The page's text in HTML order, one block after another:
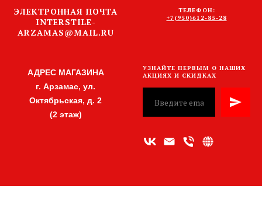
ЭЛЕКТРОННАЯ ПОЧТА
INTERSTILE-
ARZAMAS@MAIL.RU
ТЕЛЕФОН:
+7(950)612-85-28
АДРЕС МАГАЗИНА
г. Арзамас, ул.
Октябрьская, д. 2
(2 этаж)
УЗНАЙТЕ ПЕРВЫМ О НАШИХ
АКЦИЯХ И СКИДКАХ